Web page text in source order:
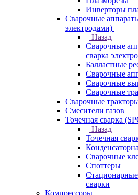
Инверторы
Сварочные
электродами)
Назад
Сварочные
сварка
Балластные
Сварочные
Сварочные
Сварочные
Сварочные
Смесители газов
Точечная сварка
Назад
Точечная
Сварочные
Споттеры
сварки
Компрессоры